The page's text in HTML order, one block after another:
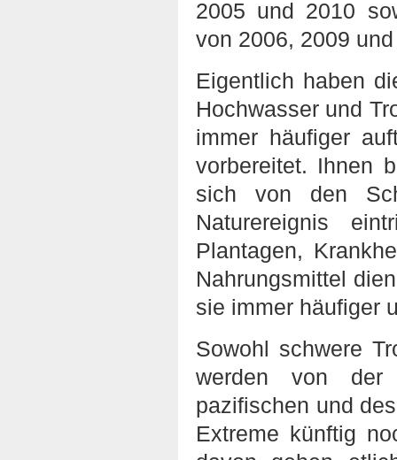
2005 und 2010
von 2006, 2009
Eigentlich haben
Hochwasser und
immer häufiger
vorbereitet. Ihnen
sich von den
Naturereignis
Plantagen,
Nahrungsmittel
sie immer häufiger
Sowohl schwere
werden von der
pazifischen und
Extreme künftig